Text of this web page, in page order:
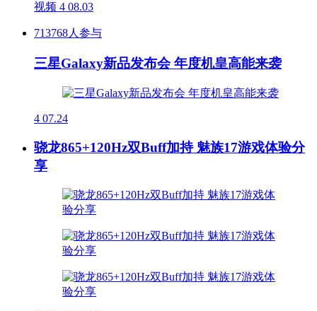
视频 4 08.03
713768人参与
三星Galaxy新品发布会 年度机皇高能来袭
4 07.24
骁龙865+120Hz双Buff加持 魅族17游戏体验分
享